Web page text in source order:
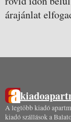
árajánlat
A legtöbb kiadó
kiadó szállások a